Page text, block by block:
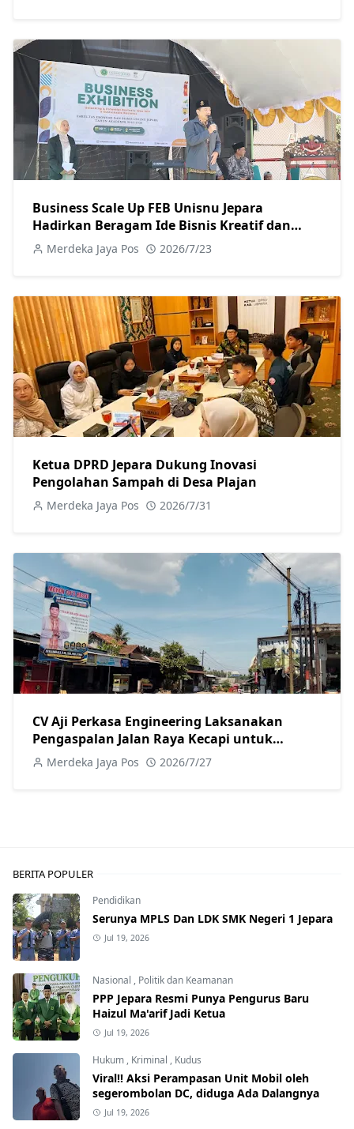
Business Scale Up FEB Unisnu Jepara
Hadirkan Beragam Ide Bisnis Kreatif dan
Berkelanjutan
Merdeka Jaya Pos 2026/7/23
Ketua DPRD Jepara Dukung Inovasi
Pengolahan Sampah di Desa Plajan
Merdeka Jaya Pos 2026/7/31
CV Aji Perkasa Engineering Laksanakan
Pengaspalan Jalan Raya Kecapi untuk
Tingkatkan Kualitas Infrastruktur
Merdeka Jaya Pos 2026/7/27
BERITA POPULER
Pendidikan
Serunya MPLS Dan LDK SMK Negeri 1 Jepara
Jul 19, 2026
Nasional , Politik dan Keamanan
PPP Jepara Resmi Punya Pengurus Baru
Haizul Ma'arif Jadi Ketua
Jul 19, 2026
Hukum , Kriminal , Kudus
Viral!! Aksi Perampasan Unit Mobil oleh
segerombolan DC, diduga Ada Dalangnya
Jul 19, 2026